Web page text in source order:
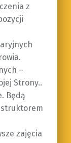
z
–
Strony..
Będą
zajęcia